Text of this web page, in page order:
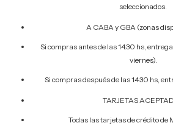
seleccionados.
A CABA y GBA (zonas
Si compras antes de las 14.30 hs,
viernes).
Si compras después de las 14.30 hs,
TARJETAS
Todas las tarjetas de crédito de